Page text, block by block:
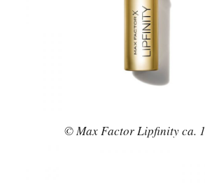
© Max Factor Lipfinity ca.